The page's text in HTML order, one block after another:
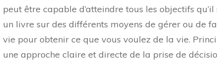
peut être capable d’atteindre tous les objectifs qu’il
un livre sur des différents moyens de gérer ou de
vie pour obtenir ce que vous voulez de la vie.
une approche claire et directe de la prise de